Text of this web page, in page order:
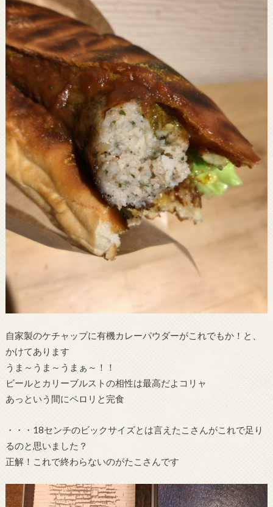
自家製のケチャップに有機カレーパウダーがこれでもか！と、
かけてあります
うま～うま～うまぁ～！！
ビールとカリーブルストの相性は最高だよコリャ
あっという間にペロリと完食
・・・18センチのビックサイズとは言えたこさんがこれで足り
るのと思いました？
正解！これで終わらないのがたこさんです